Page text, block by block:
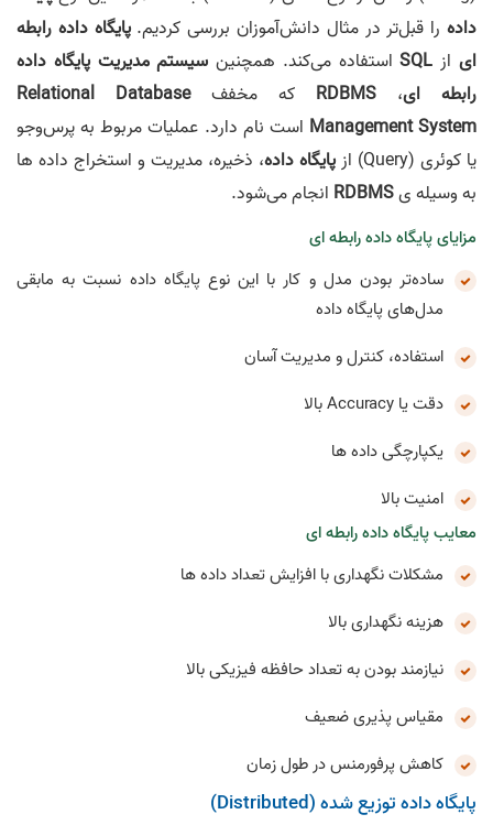
دادهرا قبل‌تر در مثال دانش‌آموزان بررسی کردیم.پایگاه داده رابطه
ایاز SQLاستفاده می‌کند. همچنین سیستم مدیریت پایگاه داده
رابطه ای، RDBMS که مخففRelational Database
Management System است نام دارد. عملیات مربوط به پرس‌وجو
یا کوئری (Query) از
پایگاه داده، ذخیره، مدیریت و استخراج داده ها
به وسیله یRDBMS انجام می‌شود.
مزایای پایگاه داده رابطه ای
ساده‌تر بودن مدل و کار با این نوع پایگاه داده نسبت به مابقی
مدل‌های پایگاه داده
استفاده، کنترل و مدیریت آسان
دقت یا Accuracy بالا
یکپارچگی داده ها
امنیت بالا
معایب پایگاه داده رابطه ای
مشکلات نگهداری با افزایش تعداد داده ها
هزینه نگهداری بالا
نیازمند بودن به تعداد حافظه فیزیکی بالا
مقیاس پذیری ضعیف
کاهش پرفورمنس در طول زمان
پایگاه داده توزیع شده (Distributed)